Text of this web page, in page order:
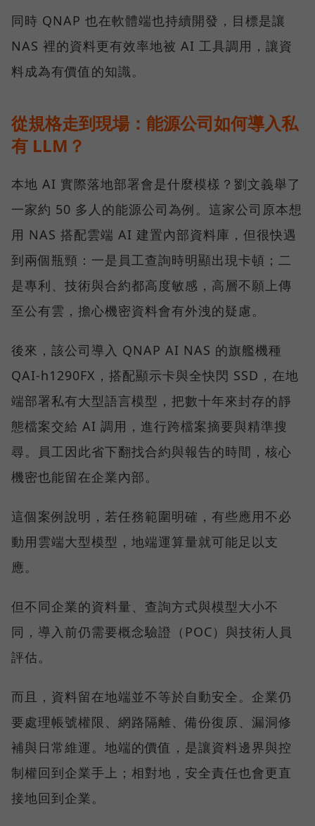
同時 QNAP 也在軟體端也持續開發，目標是讓
NAS 裡的資料更有效率地被 AI 工具調用，讓資
料成為有價值的知識。
從規格走到現場：能源公司如何導入私
有 LLM？
本地 AI 實際落地部署會是什麼模樣？劉文義舉了
一家約 50 多人的能源公司為例。這家公司原本想
用 NAS 搭配雲端 AI 建置內部資料庫，但很快遇
到兩個瓶頸：一是員工查詢時明顯出現卡頓；二
是專利、技術與合約都高度敏感，高層不願上傳
至公有雲，擔心機密資料會有外洩的疑慮。
後來，該公司導入 QNAP AI NAS 的旗艦機種
QAI-h1290FX，搭配顯示卡與全快閃 SSD，在地
端部署私有大型語言模型，把數十年來封存的靜
態檔案交給 AI 調用，進行跨檔案摘要與精準搜
尋。員工因此省下翻找合約與報告的時間，核心
機密也能留在企業內部。
這個案例說明，若任務範圍明確，有些應用不必
動用雲端大型模型，地端運算量就可能足以支
應。
但不同企業的資料量、查詢方式與模型大小不
同，導入前仍需要概念驗證（POC）與技術人員
評估。
而且，資料留在地端並不等於自動安全。企業仍
要處理帳號權限、網路隔離、備份復原、漏洞修
補與日常維運。地端的價值，是讓資料邊界與控
制權回到企業手上；相對地，安全責任也會更直
接地回到企業。